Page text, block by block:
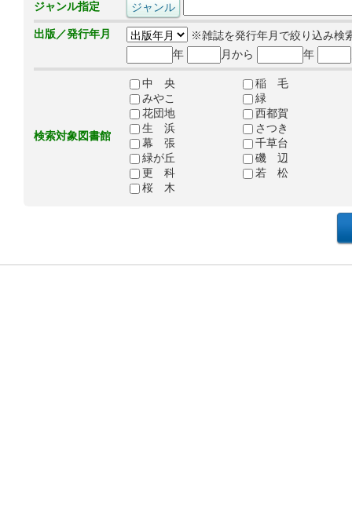
ジャンル指定
出版／発行年月
※雑誌を発行年月で絞り込み検
年
月から 年
検索対象図書館
中 央
稲 毛
みやこ
緑
花団地
西都賀
生 浜
さつき
幕 張
千草台
緑が丘
磯 辺
更 科
若 松
桜 木